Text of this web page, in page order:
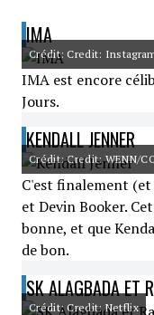
IMA
Crédit: Credit:
IMA est encore
Jours.
KENDALL JENNER
Crédit: Credit: WENN/
C'est finalement
et Devin Booker.
bonne, et que
de bon.
SK ALAGBADA ET
Crédit: Credit: Netflix